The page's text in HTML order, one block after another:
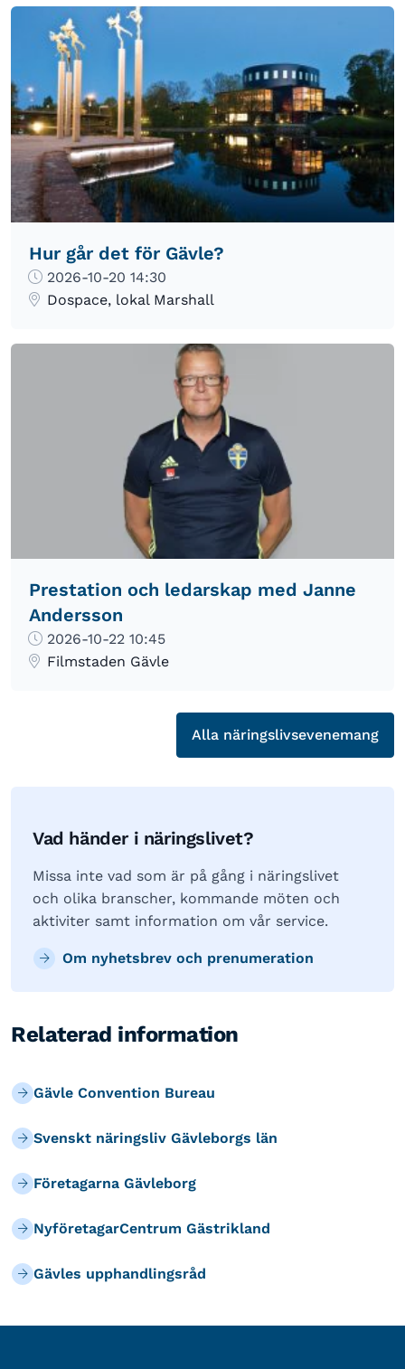
Hur går det för Gävle?
2026-10-20 14:30
Dospace, lokal Marshall
Prestation och ledarskap med Janne
Andersson
2026-10-22 10:45
Filmstaden Gävle
Alla näringslivsevenemang
Vad händer i näringslivet?
Missa inte vad som är på gång i näringslivet
och olika branscher, kommande möten och
aktiviter samt information om vår service.
Om nyhetsbrev och prenumeration
Relaterad information
Gävle Convention Bureau
Svenskt näringsliv Gävleborgs län
Företagarna Gävleborg
NyföretagarCentrum Gästrikland
Gävles upphandlingsråd